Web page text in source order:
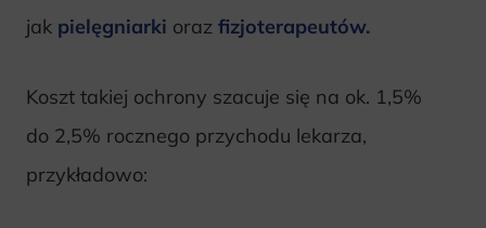
jak pielęgniarki oraz fizjoterapeutów.
Koszt takiej ochrony szacuje się na ok. 1,5%
do 2,5% rocznego przychodu lekarza,
przykładowo: